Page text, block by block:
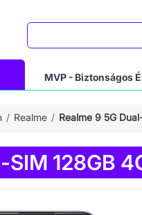
MVP - Biztonságos
Realme Realme 9 5G
128GB